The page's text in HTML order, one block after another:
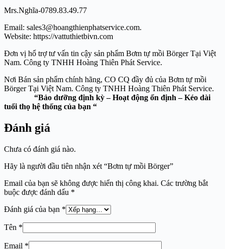
Mrs.Nghĩa-0789.83.49.77
Email: sales3@hoangthienphatservice.com.
Website: https://vattuthietbivn.com
Đơn vị hổ trợ tư vấn tin cậy sản phẩm Bơm tự mồi Börger Tại Việt
Nam. Công ty TNHH Hoàng Thiên Phát Service.
Nơi Bán sản phẩm chính hãng, CO CQ đầy đủ của Bơm tự mồi
Börger Tại Việt Nam. Công ty TNHH Hoàng Thiên Phát Service.
“Bảo dưỡng định kỳ – Hoạt động ổn định – Kéo dài
tuổi thọ hệ thống của bạn “
Đánh giá
Chưa có đánh giá nào.
Hãy là người đầu tiên nhận xét “Bơm tự mồi Börger”
Email của bạn sẽ không được hiển thị công khai. Các trường bắt
buộc được đánh dấu *
Đánh giá của bạn *
Tên *
Email *